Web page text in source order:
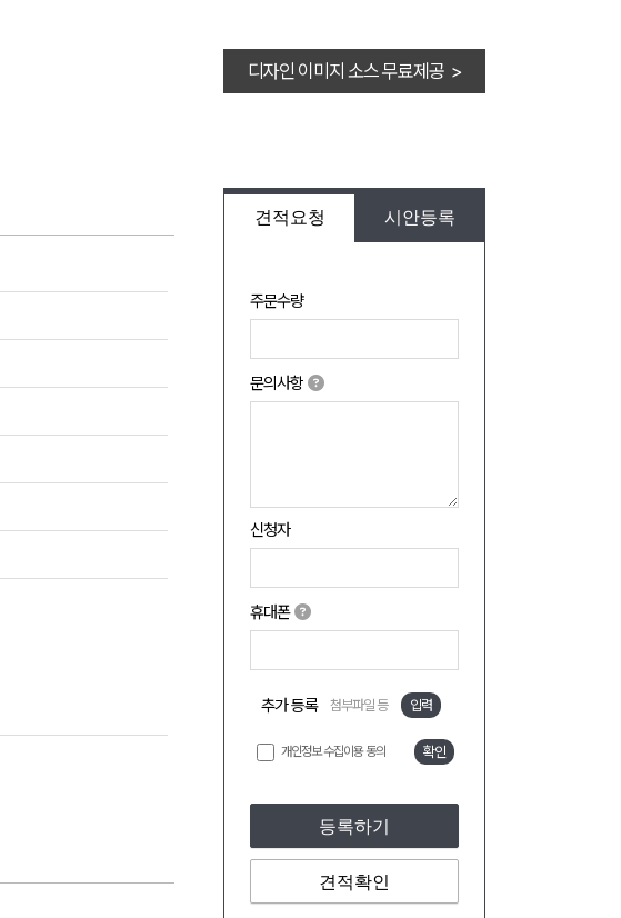
디자인 이미지 소스 무료제공 >
견적요청 시안등록
주문수량
문의사항
신청자
휴대폰
추가 등록 첨부파일 등 입력
개인정보 수집이용 동의 확인
등록하기
견적확인